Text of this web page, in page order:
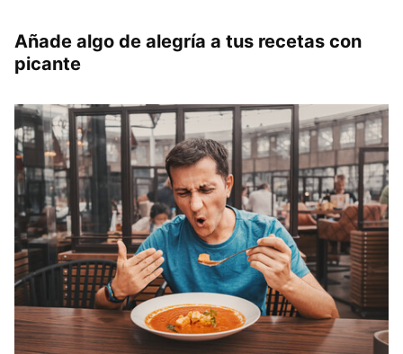
Añade algo de alegría a tus recetas con
picante